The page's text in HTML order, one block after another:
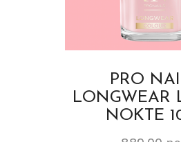
PRO
LONGWEAR
NOKTE